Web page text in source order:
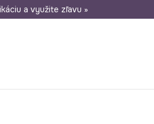
30 dní na vrátenie tovaru
a využite zľavu »